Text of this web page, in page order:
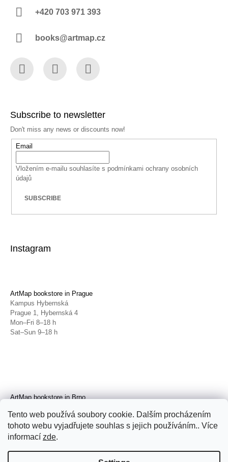
Tento web používá soubory cookie. Dalším procházením
tohoto webu vyjadřujete souhlas s jejich používáním.. Více
informací zde.
+420 703 971 393
books@artmap.cz
Subscribe to newsletter
Don't miss any news or discounts now!
Email
Vložením e-mailu souhlasíte s podmínkami ochrany osobních
údajů
SUBSCRIBE
Instagram
ArtMap bookstore in Prague
Kampus Hybernská
Prague 1, Hybernská 4
Mon–Fri 8–18 h
Sat–Sun 9–18 h
ArtMap bookstore in Brno
Brno, Radnická 4
Tue–Fri 11–19 h
Sat 14–19 h